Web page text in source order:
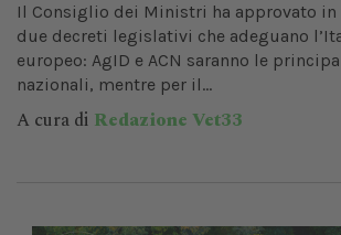
Il Consiglio dei Ministri ha approvato
due decreti legislativi che adeguano
europeo: AgID e ACN saranno le
nazionali, mentre per il...
A cura di Redazione Vet33